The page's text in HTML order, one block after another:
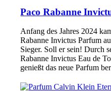
Paco Rabanne
Anfang des Jahres 2024
Rabanne Invictus Parfum
Sieger. Soll er sein! Durch
Rabanne Invictus Eau de
genießt das neue Parfum